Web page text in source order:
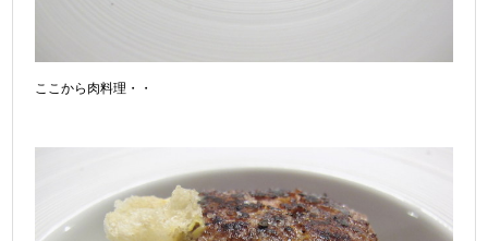
ここから肉料理・・